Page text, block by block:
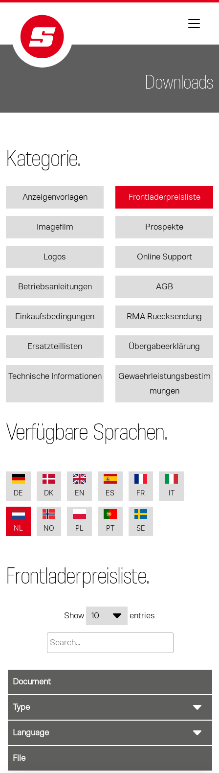
Downloads
Kategorie.
Anzeigenvorlagen Frontladerpreisliste
Imagefilm Prospekte
Logos Online Support
Betriebsanleitungen AGB
Einkaufsbedingungen RMA Ruecksendung
Ersatzteillisten Übergabeerklärung
Technische Informationen
Gewaehrleistungsbestim
mungen
Verfügbare Sprachen.
DE DK EN ES FR
NL NO PL PT SE
Frontladerpreisliste.
Show entries
Document
File